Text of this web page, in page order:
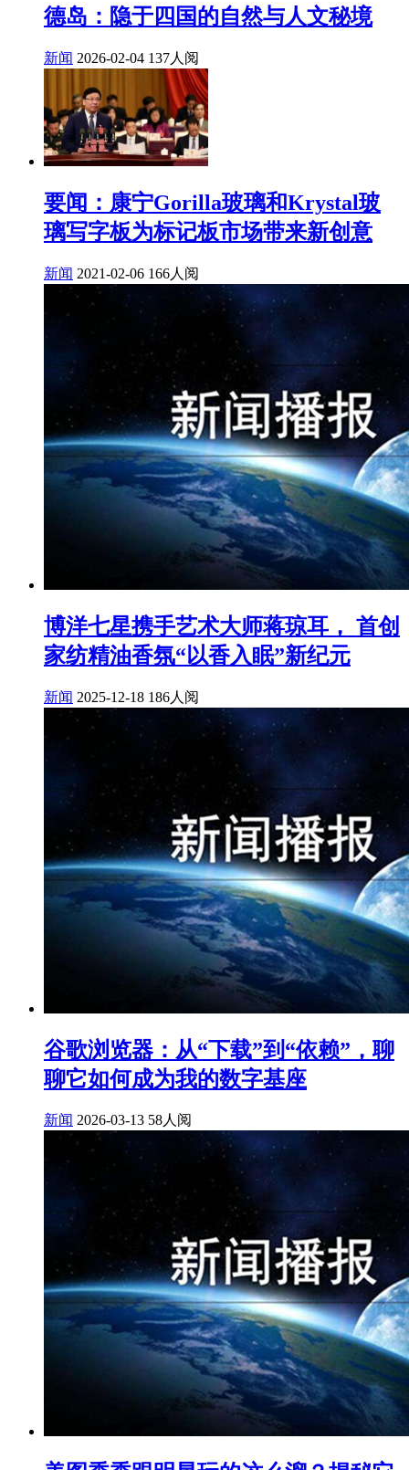
德岛：隐于四国的自然与人文秘境
新闻 2026-02-04 137人阅
要闻：康宁Gorilla玻璃和Krystal玻
璃写字板为标记板市场带来新创意
新闻 2021-02-06 166人阅
博洋七星携手艺术大师蒋琼耳， 首创
家纺精油香氛“以香入眠”新纪元
新闻 2025-12-18 186人阅
谷歌浏览器：从“下载”到“依赖”，聊
聊它如何成为我的数字基座
新闻 2026-03-13 58人阅